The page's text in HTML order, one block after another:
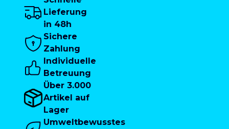
Lieferung
in 48h
Sichere
Zahlung
Individuelle
Betreuung
Über 3.000
Artikel auf
Lager
Umweltbewusstes